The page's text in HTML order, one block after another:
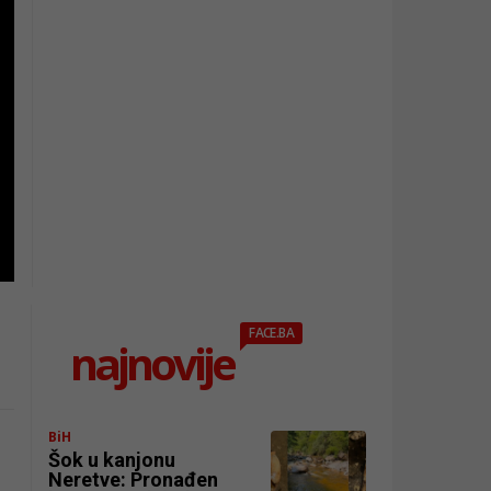
najnovije
FACE.BA
BiH
Šok u kanjonu
Neretve: Pronađen